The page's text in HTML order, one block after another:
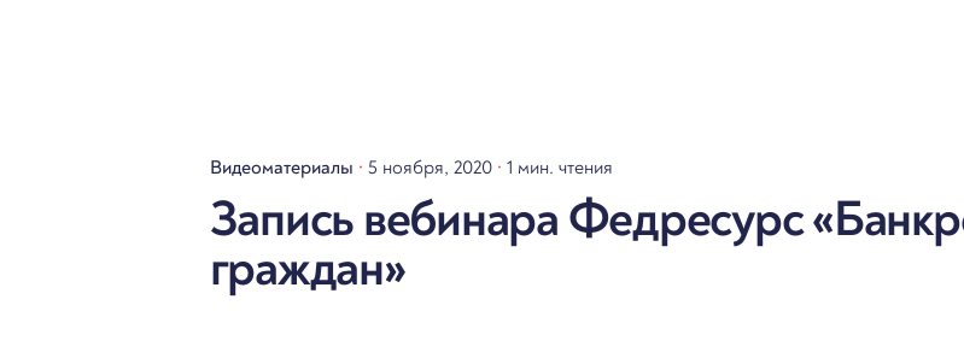
Видеоматериалы 5 ноября, 2020 1 мин. чтения
Запись вебинара Федресурс
граждан»